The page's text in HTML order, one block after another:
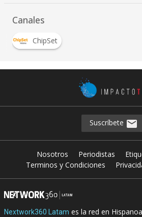
Canales
ChipSet
Suscríbete
Nosotros Periodistas
Terminos y Condiciones
Nextwork360 Latam es la red en